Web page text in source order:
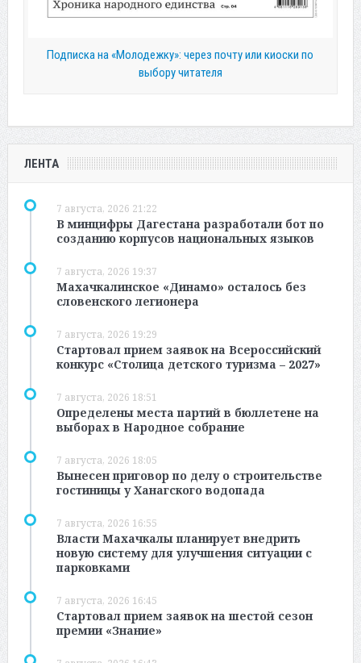
Подписка на «Молодежку»: через почту или киоски по
выбору читателя
ЛЕНТА
7 августа, 2026 21:22
В минцифры Дагестана разработали бот по
созданию корпусов национальных языков
7 августа, 2026 19:37
Махачкалинское «Динамо» осталось без
словенского легионера
7 августа, 2026 19:29
Стартовал прием заявок на Всероссийский
конкурс «Столица детского туризма – 2027»
7 августа, 2026 18:51
Определены места партий в бюллетене на
выборах в Народное собрание
7 августа, 2026 18:05
Вынесен приговор по делу о строительстве
гостиницы у Ханагского водопада
7 августа, 2026 16:55
Власти Махачкалы планирует внедрить
новую систему для улучшения ситуации с
парковками
7 августа, 2026 16:45
Стартовал прием заявок на шестой сезон
премии «Знание»